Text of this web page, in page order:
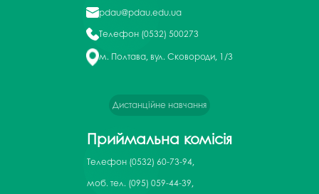
pdau@pdau.edu.ua
Телефон (0532) 500273
м. Полтава, вул. Сковороди, 1/3
Дистанційне навчання
Приймальна комісія
Телефон (0532) 60-73-94,
моб. тел. (095) 059-44-39,